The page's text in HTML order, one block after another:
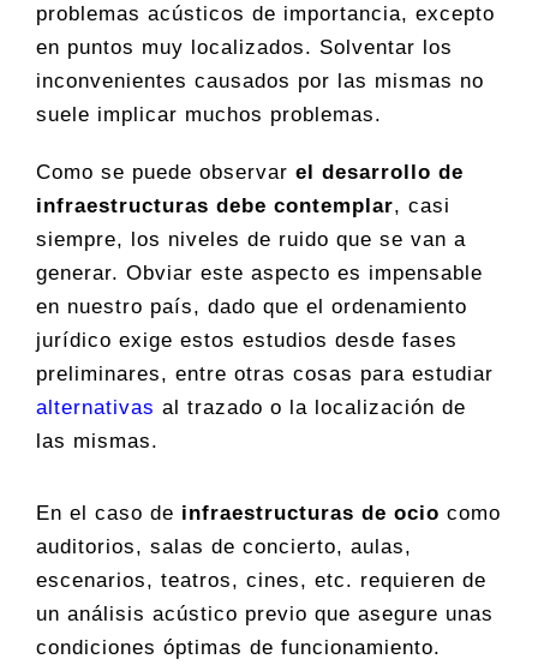
problemas acústicos de importancia, excepto
en puntos muy localizados. Solventar los
inconvenientes causados por las mismas no
suele implicar muchos problemas.
Como se puede observar el desarrollo de
infraestructuras debe contemplar, casi
siempre, los niveles de ruido que se van a
generar. Obviar este aspecto es impensable
en nuestro país, dado que el ordenamiento
jurídico exige estos estudios desde fases
preliminares, entre otras cosas para estudiar
alternativas al trazado o la localización de
las mismas.
En el caso de infraestructuras de ocio como
auditorios, salas de concierto, aulas,
escenarios, teatros, cines, etc. requieren de
un análisis acústico previo que asegure unas
condiciones óptimas de funcionamiento.